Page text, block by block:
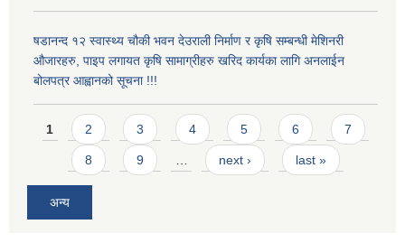
षडानन्द १२ स्वास्थ्य चौकी भवन देउराली निर्माण र कृषि सम्बन्धी मेशिनरी
औजारहरु, पाइप लगायत कृषि सामाग्रीहरु खरिद कार्यका लागि अनलाईन
बोलपत्र आह्वानको सूचना !!!
Pages
1 2 3 4 5 6 7
8 9 … next › last »
अन्य